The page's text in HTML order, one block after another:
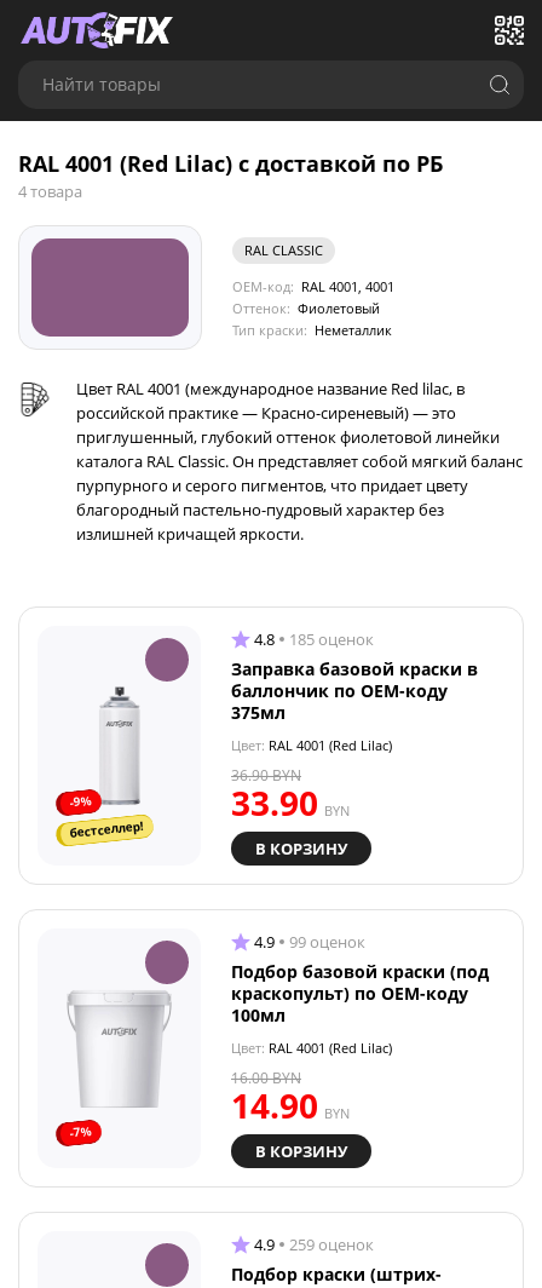
Найти товары
RAL 4001 (Red Lilac) с доставкой по РБ
4 товара
RAL CLASSIC
OEM-код: RAL 4001, 4001
Оттенок: Фиолетовый
Тип краски: Неметаллик
Цвет RAL 4001 (международное название Red lilac, в
российской практике — Красно-сиреневый) — это
приглушенный, глубокий оттенок фиолетовой линейки
каталога RAL Classic. Он представляет собой мягкий баланс
пурпурного и серого пигментов, что придает цвету
благородный пастельно-пудровый характер без
излишней кричащей яркости.
-9%
бестселлер!
4.8 185 оценок
Заправка базовой краски в
баллончик по OEM-коду
375мл
Цвет: RAL 4001 (Red Lilac)
33.90 BYN
36.90BYN
В КОРЗИНУ
-7%
4.9 99 оценок
Подбор базовой краски (под
краскопульт) по OEM-коду
100мл
Цвет: RAL 4001 (Red Lilac)
14.90 BYN
16.00BYN
В КОРЗИНУ
4.9 259 оценок
Подбор краски (штрих-